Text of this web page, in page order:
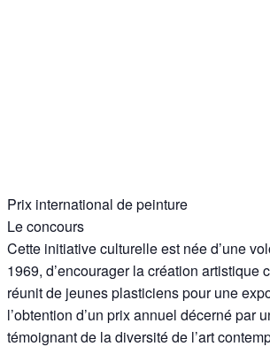
Prix international de peinture
Le concours
Cette initiative culturelle est née d’une
1969, d’encourager la création artistique
réunit de jeunes plasticiens pour une
l’obtention d’un prix annuel décerné par
témoignant de la diversité de l’art